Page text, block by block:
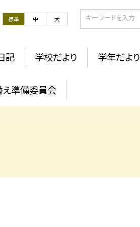
標準 中 大
記 学校だより 学年だより
準備委員会